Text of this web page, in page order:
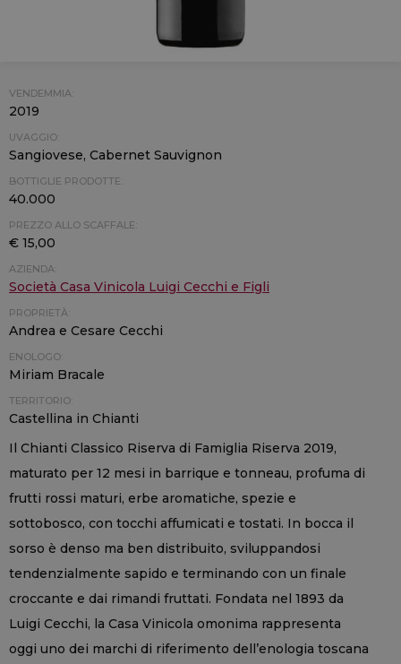
VENDEMMIA:
2019
UVAGGIO:
Sangiovese, Cabernet Sauvignon
BOTTIGLIE PRODOTTE:
40.000
PREZZO ALLO SCAFFALE:
€ 15,00
AZIENDA:
Società Casa Vinicola Luigi Cecchi e Figli
PROPRIETÀ:
Andrea e Cesare Cecchi
ENOLOGO:
Miriam Bracale
TERRITORIO:
Castellina in Chianti
Il Chianti Classico Riserva di Famiglia Riserva 2019,
maturato per 12 mesi in barrique e tonneau, profuma di
frutti rossi maturi, erbe aromatiche, spezie e
sottobosco, con tocchi affumicati e tostati. In bocca il
sorso è denso ma ben distribuito, sviluppandosi
tendenzialmente sapido e terminando con un finale
croccante e dai rimandi fruttati. Fondata nel 1893 da
Luigi Cecchi, la Casa Vinicola omonima rappresenta
oggi uno dei marchi di riferimento dell’enologia toscana